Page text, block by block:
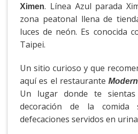
Ximen. Línea Azul parada
zona peatonal llena de
luces de neón. Es conocida
Taipei.
Un sitio curioso y que
aquí es el restaurante
Un lugar donde te
decoración de la
defecaciones servidos en